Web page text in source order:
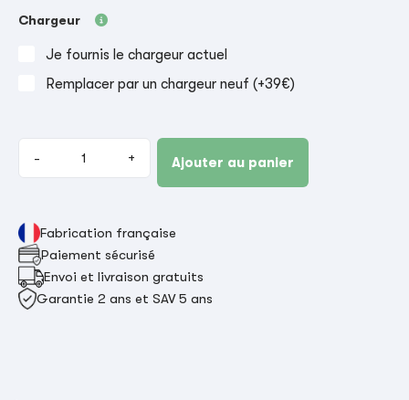
Chargeur
Je fournis le chargeur actuel
Remplacer par un chargeur neuf (+39€)
- + Ajouter au panier
Fabrication française
Paiement sécurisé
Envoi et livraison gratuits
Garantie 2 ans et SAV 5 ans